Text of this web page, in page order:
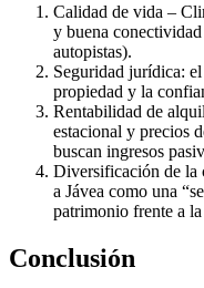
Calidad de vida –
y buena
autopistas).
Seguridad jurídica:
propiedad y la
Rentabilidad de
estacional y precios
buscan ingresos
Diversificación de la
a Jávea como una
patrimonio frente a
Conclusión